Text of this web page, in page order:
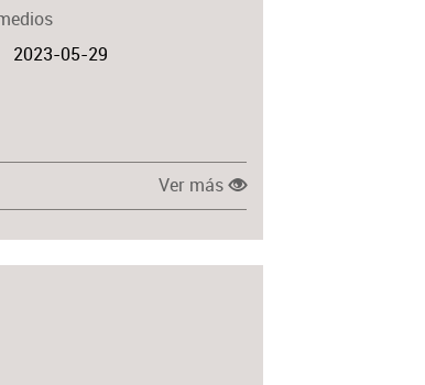
2023-05-29
Ver más